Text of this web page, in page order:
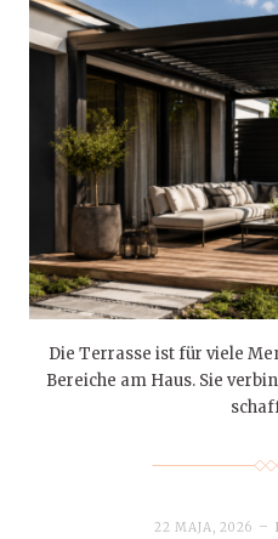
Die Terrasse ist für viele
Bereiche am Haus. Sie
22 MAJA, 2026